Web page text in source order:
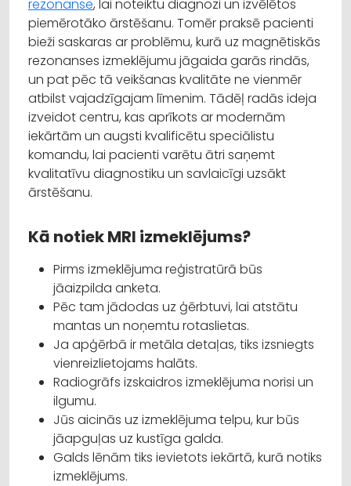
rezonanse, lai noteiktu diagnozi un izvēlētos
piemērotāko ārstēšanu. Tomēr praksē pacienti
bieži saskaras ar problēmu, kurā uz magnētiskās
rezonanses izmeklējumu jāgaida garās rindās,
un pat pēc tā veikšanas kvalitāte ne vienmēr
atbilst vajadzīgajam līmenim. Tādēļ radās ideja
izveidot centru, kas aprīkots ar modernām
iekārtām un augsti kvalificētu speciālistu
komandu, lai pacienti varētu ātri saņemt
kvalitatīvu diagnostiku un savlaicīgi uzsākt
ārstēšanu.
Kā notiek MRI izmeklējums?
Pirms izmeklējuma reģistratūrā būs
jāaizpilda anketa.
Pēc tam jādodas uz ģērbtuvi, lai atstātu
mantas un noņemtu rotaslietas.
Ja apģērbā ir metāla detaļas, tiks izsniegts
vienreizlietojams halāts.
Radiogrāfs izskaidros izmeklējuma norisi un
ilgumu.
Jūs aicinās uz izmeklējuma telpu, kur būs
jāapguļas uz kustīga galda.
Galds lēnām tiks ievietots iekārtā, kurā notiks
izmeklējums.